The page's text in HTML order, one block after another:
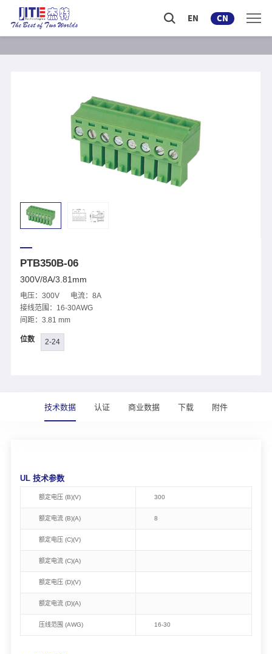
EN CN
PTB350B-06
300V/8A/3.81mm
电压：300V 电流：8A
接线范围：16-30AWG
间距：3.81 mm
位数 2-24
技术数据 认证 商业数据 下载 附件
UL 技术参数
额定电压 (B)(V) 300
额定电流 (B)(A) 8
额定电压 (C)(V)
额定电流 (C)(A)
额定电压 (D)(V)
额定电流 (D)(A)
压线范围 (AWG) 16-30